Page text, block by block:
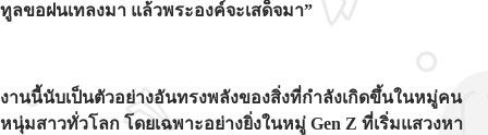
ทูลขอฝนเทลงมา แล้วพระองค์จะเสด็จมา”
งานนี้นับเป็นตัวอย่างอันทรงพลังของสิ่งที่กำลังเกิดขึ้นในหมู่คน
หนุ่มสาวทั่วโลก โดยเฉพาะอย่างยิ่งในหมู่ Gen Z ที่เริ่มแสวงหา